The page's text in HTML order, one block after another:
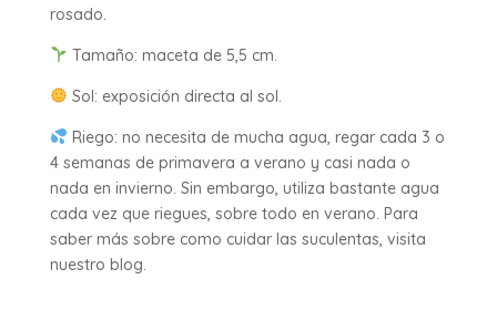
rosado.
Tamaño: maceta de 5,5 cm.
Sol: exposición directa al sol.
Riego: no necesita de mucha agua, regar cada 3 o
4 semanas de primavera a verano y casi nada o
nada en invierno. Sin embargo, utiliza bastante agua
cada vez que riegues, sobre todo en verano. Para
saber más sobre como cuidar las suculentas, visita
nuestro blog.